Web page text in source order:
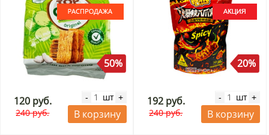
50%
120 руб.
240 руб.
- шт +
В корзину
20%
192 руб.
240 руб.
- шт +
В корзину